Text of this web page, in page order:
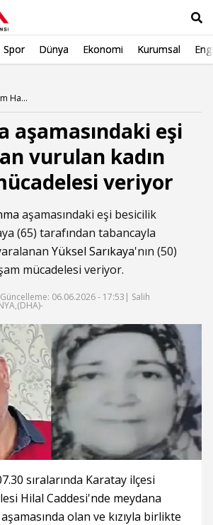
Spor Dünya Ekonomi Kurumsal
Gündem Haberleri
aşamasındaki eşi
vurulan kadın
veriyor
aşamasındaki eşi besicilik
(65) tarafından tabancayla
Yüksel Sarıkaya'nın (50)
mücadelesi veriyor.
Güncelleme: 06.06.2026 - 17:53 | Salih
sıralarında Karatay ilçesi
Hilal Caddesi'nde meydana
aşamasında olan ve kızıyla birlikte